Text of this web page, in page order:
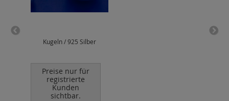
Kugeln / 925 Silber
Preise nur für
registrierte
Kunden
sichtbar.